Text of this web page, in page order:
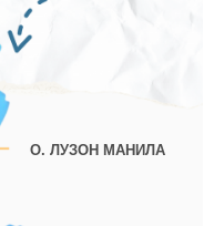
О. ЛУЗОН МАНИЛА